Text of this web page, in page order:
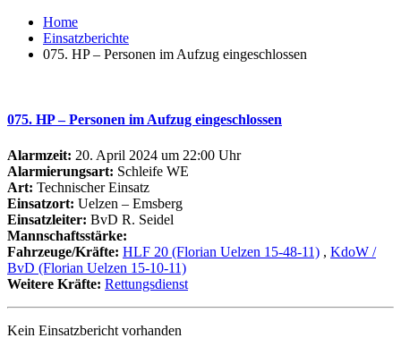
Home
Einsatzberichte
075. HP – Personen im Aufzug eingeschlossen
075. HP – Personen im Aufzug eingeschlossen
Alarmzeit: 20. April 2024 um 22:00 Uhr
Alarmierungsart: Schleife WE
Art: Technischer Einsatz
Einsatzort: Uelzen – Emsberg
Einsatzleiter: BvD R. Seidel
Mannschaftsstärke:
Fahrzeuge/Kräfte: HLF 20 (Florian Uelzen 15-48-11) , KdoW /
BvD (Florian Uelzen 15-10-11)
Weitere Kräfte: Rettungsdienst
Kein Einsatzbericht vorhanden